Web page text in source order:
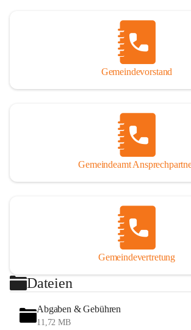
Gemeindevorstand
Gemeindeamt
Gemeindevertretung
Dateien
Abgaben & Gebühren
11,72 MB